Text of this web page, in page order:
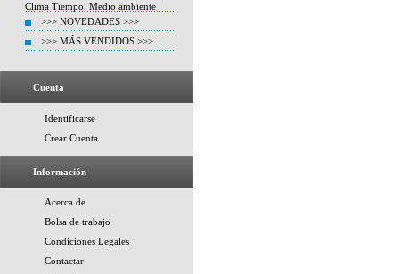
Clima Tiempo, Medio ambiente
>>> NOVEDADES >>>
>>> MÁS VENDIDOS >>>
Cuenta
Identificarse
Crear Cuenta
Información
Acerca de
Bolsa de trabajo
Condiciones Legales
Contactar